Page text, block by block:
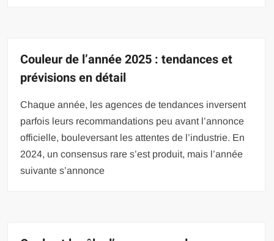
Couleur de l’année 2025 : tendances et
prévisions en détail
Chaque année, les agences de tendances inversent
parfois leurs recommandations peu avant l’annonce
officielle, bouleversant les attentes de l’industrie. En
2024, un consensus rare s’est produit, mais l’année
suivante s’annonce